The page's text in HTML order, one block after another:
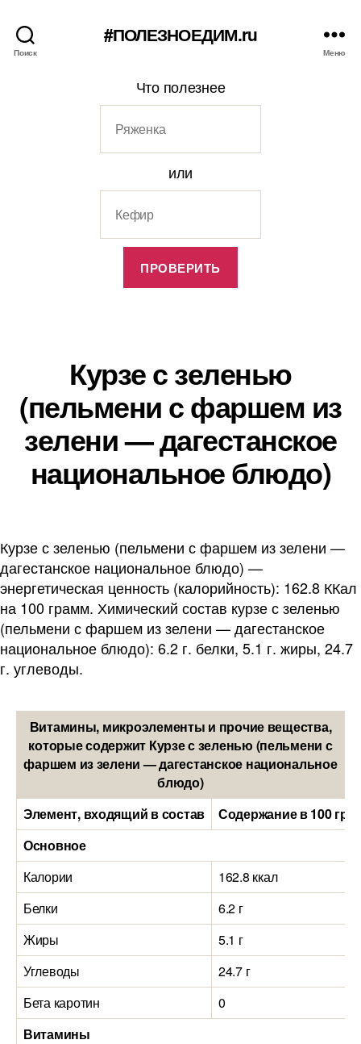
Поиск
#ПОЛЕЗНОЕДИМ.ru
Меню
Что полезнее
или
Курзе с зеленью
(пельмени с фаршем из
зелени — дагестанское
национальное блюдо)
Курзе с зеленью (пельмени с фаршем из зелени —
дагестанское национальное блюдо) —
энергетическая ценность (калорийность): 162.8 ККал
на 100 грамм. Химический состав курзе с зеленью
(пельмени с фаршем из зелени — дагестанское
национальное блюдо): 6.2 г. белки, 5.1 г. жиры, 24.7
г. углеводы.
Витамины, микроэлементы и прочие вещества,
которые содержит Курзе с зеленью (пельмени с
фаршем из зелени — дагестанское национальное
блюдо)
Элемент, входящий в состав
Содержание в 100
Основное
Калории
162.8 ккал
Белки
6.2 г
Жиры
5.1 г
Углеводы
24.7 г
Бета каротин
0
Витамины